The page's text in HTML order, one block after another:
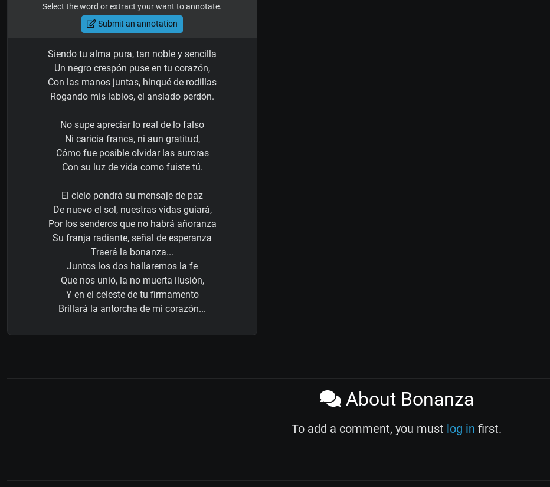
Select the word or extract your want to annotate.
Submit an annotation
Siendo tu alma pura, tan noble y sencilla
Un negro crespón puse en tu corazón,
Con las manos juntas, hinqué de rodillas
Rogando mis labios, el ansiado perdón.
No supe apreciar lo real de lo falso
Ni caricia franca, ni aun gratitud,
Cómo fue posible olvidar las auroras
Con su luz de vida como fuiste tú.
El cielo pondrá su mensaje de paz
De nuevo el sol, nuestras vidas guiará,
Por los senderos que no habrá añoranza
Su franja radiante, señal de esperanza
Traerá la bonanza...
Juntos los dos hallaremos la fe
Que nos unió, la no muerta ilusión,
Y en el celeste de tu firmamento
Brillará la antorcha de mi corazón...
About Bonanza
To add a comment, you must log in first.